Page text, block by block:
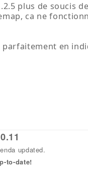
plus de soucis
ca ne
en
updated.
to-date!